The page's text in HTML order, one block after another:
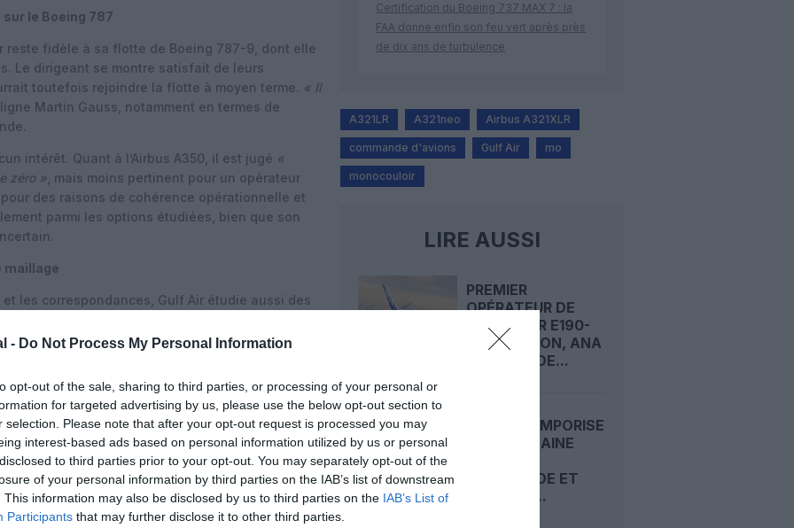
- Do Not Process My Personal Information
opt-out of the sale, sharing to third parties, or processing of your personal or
for targeted advertising by us, please use the below opt-out section to
selection. Please note that after your opt-out request is processed you may
interest-based ads based on personal information utilized by us or personal
to third parties prior to your opt-out. You may separately opt-out of the
of your personal information by third parties on the IAB’s list of downstream
This information may also be disclosed by us to third parties on the IAB’s List of
Participants that may further disclose it to other third parties.
le Boeing 787
reste fidèle à sa flotte de Boeing 787-9, dont elle
Le dirigeant se montre satisfait de leurs
toutefois rejoindre la flotte à moyen terme. « Il
Martin Gauss, notamment en termes de
intérêt. Quant à l’Airbus A350, il est jugé «
zéro » , mais moins pertinent pour un opérateur
des raisons de cohérence opérationnelle et
parmi les options étudiées, bien que son
maillage
les correspondances, Gulf Air étudie aussi des
modèles sont évoqués : l’Embraer E195-E2 et
un rôle complémentaire, notamment pour
utilise déjà l’E195-E2 dans cette optique.
vol sur des marchés comme le Royaume-Uni ou
où la demande ne justifie pas
capacité.
de la flotte monocouloir Airbus. Gulf Air
majoritairement composée d’A320neo et
aujourd’hui de 8 Airbus A320-200, 9 Airbus
Certification du Boeing 737 MAX 7 : la
FAA donne enfin son feu vert après près
de dix ans de turbulence
A321LR A321neo Airbus A321XLR
commande d'avions Gulf Air mo
monocouloir
LIRE AUSSI
PREMIER
OPÉRATEUR DE
L’EMBRAER E190-
E2 AU JAPON, ANA
COMMANDE...
INDIGO TEMPORISE
SA PROCHAINE
COMMANDE ET
MISE SUR...